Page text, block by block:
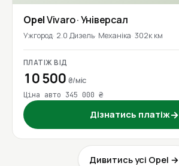
OpelVivaro· Універсал
Ужгород 2.0 Дизель Механіка 302к км
ПЛАТІЖ ВІД
10 500 ₴/міс
Ціна авто 345 000 ₴
Дізнатись платіж→
Дивитись усі Opel →